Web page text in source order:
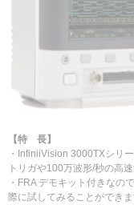
【特 長】
・InfiniiVision 3000TXシリ
トリガや100万波形/秒の高
・FRA デモキット付きなの
際に試してみることができま